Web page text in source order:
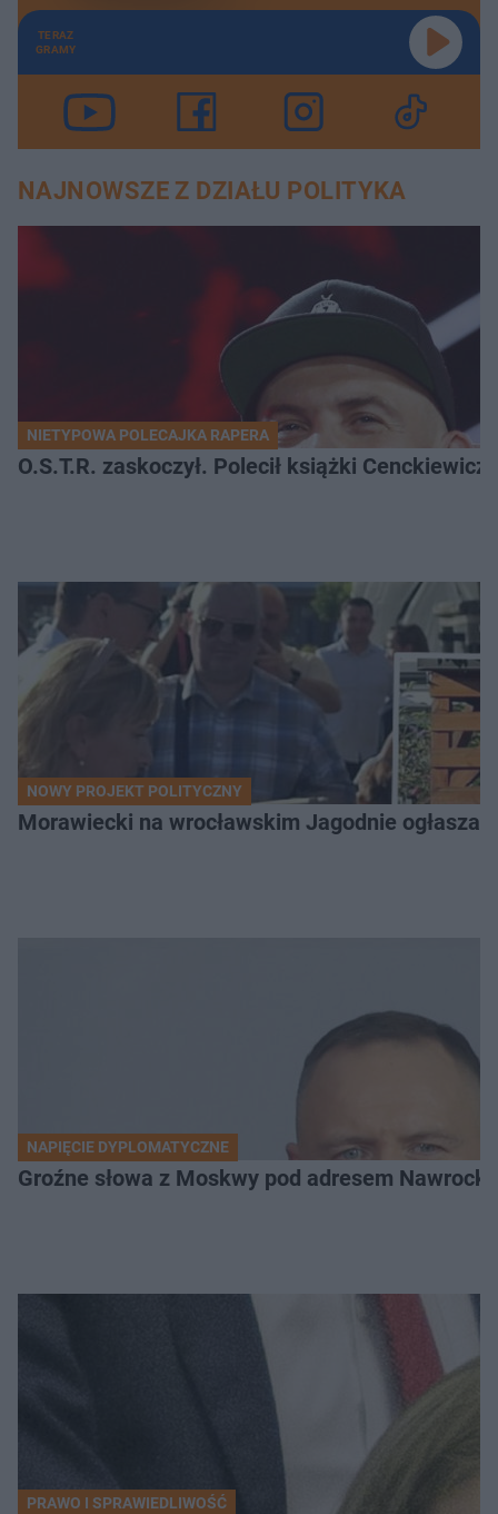
TERAZ
GRAMY
NAJNOWSZE Z DZIAŁU POLITYKA
NIETYPOWA POLECAJKA RAPERA
O.S.T.R. zaskoczył. Polecił książki
NOWY PROJEKT POLITYCZNY
Morawiecki na wrocławskim Jagodnie ogłasza
NAPIĘCIE DYPLOMATYCZNE
Groźne słowa z Moskwy pod adresem
PRAWO I SPRAWIEDLIWOŚĆ